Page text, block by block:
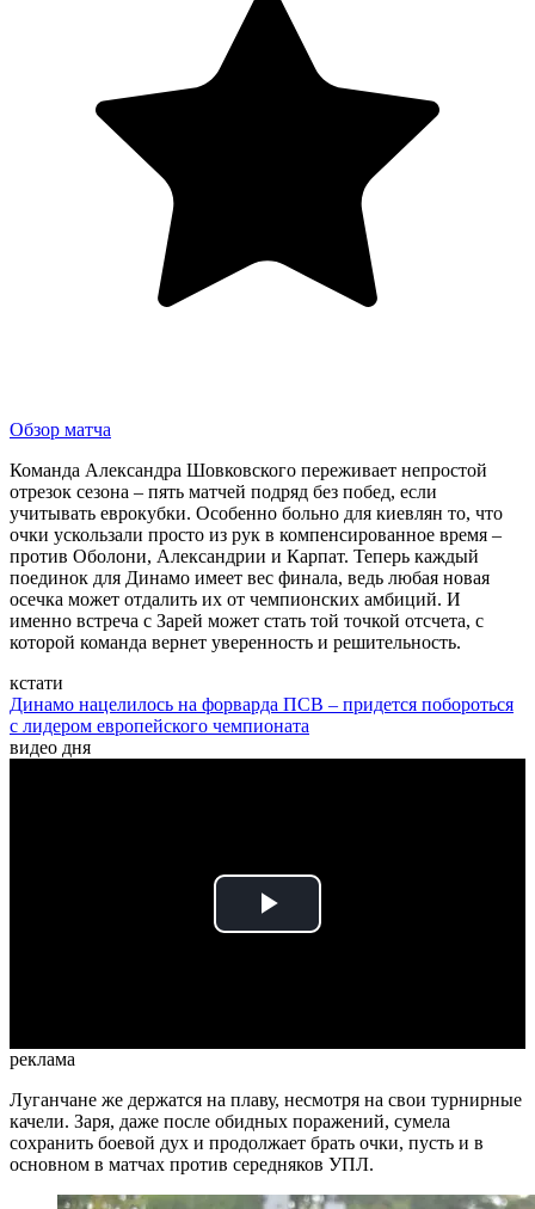
Обзор матча
Команда Александра Шовковского переживает непростой
отрезок сезона – пять матчей подряд без побед, если
учитывать еврокубки. Особенно больно для киевлян то, что
очки ускользали просто из рук в компенсированное время –
против Оболони, Александрии и Карпат. Теперь каждый
поединок для Динамо имеет вес финала, ведь любая новая
осечка может отдалить их от чемпионских амбиций. И
именно встреча с Зарей может стать той точкой отсчета, с
которой команда вернет уверенность и решительность.
кстати
Динамо нацелилось на форварда ПСВ – придется побороться
с лидером европейского чемпионата
видео дня
Play
реклама
Луганчане же держатся на плаву, несмотря на свои турнирные
качели. Заря, даже после обидных поражений, сумела
сохранить боевой дух и продолжает брать очки, пусть и в
основном в матчах против середняков УПЛ.